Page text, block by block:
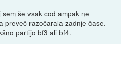
še vsak cod ampak ne
preveč razočarala zadnje čase.
partijo bf3 ali bf4.